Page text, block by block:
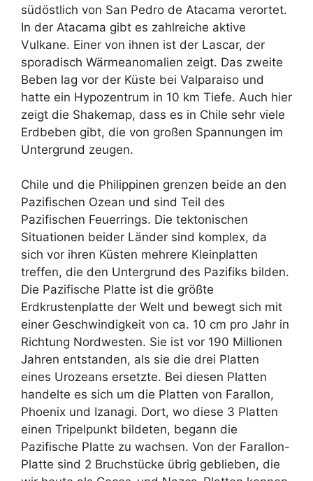
südöstlich von San Pedro de Atacama verortet.
In der Atacama gibt es zahlreiche aktive
Vulkane. Einer von ihnen ist der Lascar, der
sporadisch Wärmeanomalien zeigt. Das zweite
Beben lag vor der Küste bei Valparaiso und
hatte ein Hypozentrum in 10 km Tiefe. Auch hier
zeigt die Shakemap, dass es in Chile sehr viele
Erdbeben gibt, die von großen Spannungen im
Untergrund zeugen.
Chile und die Philippinen grenzen beide an den
Pazifischen Ozean und sind Teil des
Pazifischen Feuerrings. Die tektonischen
Situationen beider Länder sind komplex, da
sich vor ihren Küsten mehrere Kleinplatten
treffen, die den Untergrund des Pazifiks bilden.
Die Pazifische Platte ist die größte
Erdkrustenplatte der Welt und bewegt sich mit
einer Geschwindigkeit von ca. 10 cm pro Jahr in
Richtung Nordwesten. Sie ist vor 190 Millionen
Jahren entstanden, als sie die drei Platten
eines Urozeans ersetzte. Bei diesen Platten
handelte es sich um die Platten von Farallon,
Phoenix und Izanagi. Dort, wo diese 3 Platten
einen Tripelpunkt bildeten, begann die
Pazifische Platte zu wachsen. Von der Farallon-
Platte sind 2 Bruchstücke übrig geblieben, die